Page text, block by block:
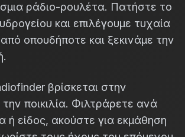
ράδιο-ρουλέτα. Πατήστε το
και επιλέγουμε τυχαία
οπουδήποτε και ξεκινάμε την
βρίσκεται στην
ποικιλία. Φιλτράρετε ανά
είδος, ακούστε για εκμάθηση